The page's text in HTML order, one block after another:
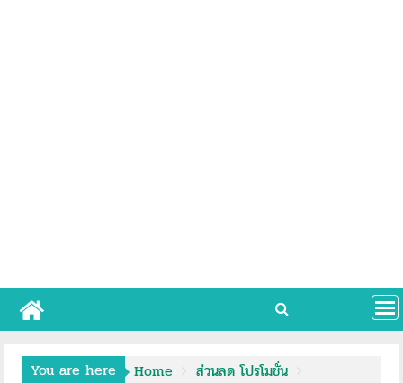
You are here Home
ส่วนลด โปรโมชั่น